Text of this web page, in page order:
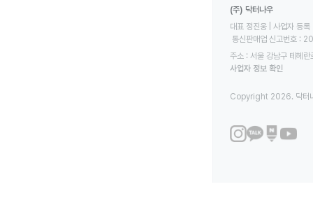
(주) 닥터나우
대표 정진웅 | 사업자
통신판매업 신고번호
주소 : 서울 강남구 테헤
사업자 정보 확인
Copyright 2026. 닥터